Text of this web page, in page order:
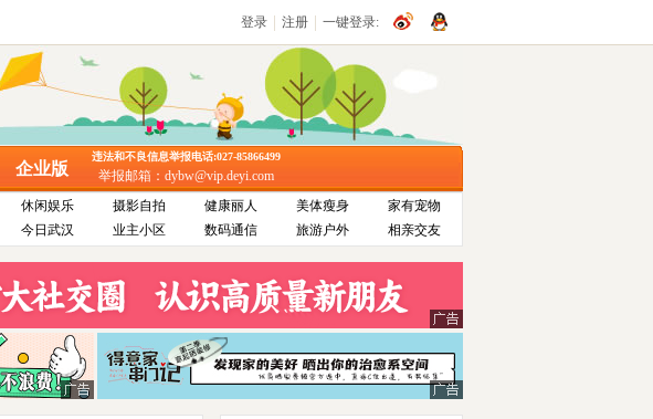
登录 | 注册 | 一键登录:
企业版
违法和不良信息举报电话:027-85866499
举报邮箱：dybw@vip.deyi.com
休闲娱乐 摄影自拍 健康丽人 美体瘦身
家有宠物
今日武汉 业主小区 数码通信 旅游户外 相亲交友